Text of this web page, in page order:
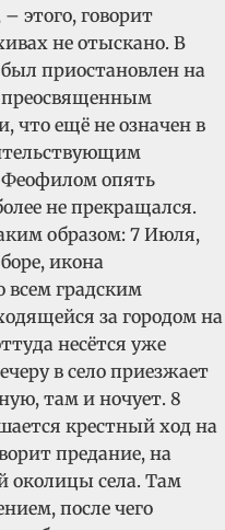
этого, говорит
не отыскано. В
приостановлен на
преосвященным
что ещё не означен в
Феофилом опять
не прекращался.
образом: 7 Июля,
икона
всем градским
за городом на
несётся уже
в село приезжает
там и ночует. 8
крестный ход на
предание, на
околицы села. Там
после чего